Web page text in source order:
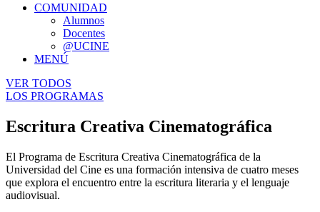
COMUNIDAD
Alumnos
Docentes
@UCINE
MENÚ
VER TODOS
LOS PROGRAMAS
Escritura Creativa Cinematográfica
El Programa de Escritura Creativa Cinematográfica de la
Universidad del Cine es una formación intensiva de cuatro meses
que explora el encuentro entre la escritura literaria y el lenguaje
audiovisual.